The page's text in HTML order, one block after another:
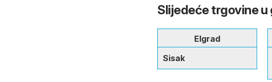
Slijedeće trgovine u
Elgrad
Sisak